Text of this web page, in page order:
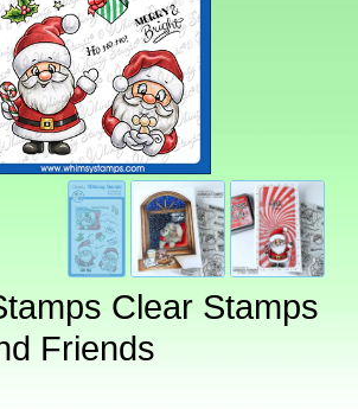
Clear Stamps
Friends